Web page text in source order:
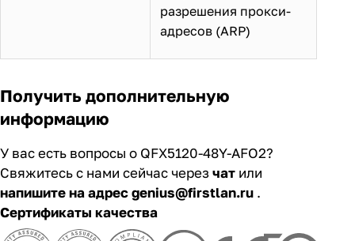
разрешения прокси-
адресов (ARP)
Получить дополнительную
информацию
У вас есть вопросы о QFX5120-48Y-AFO2?
Свяжитесь с нами сейчас черезчат или
напишите на адрес genius@firstlan.ru .
Сертификаты качества